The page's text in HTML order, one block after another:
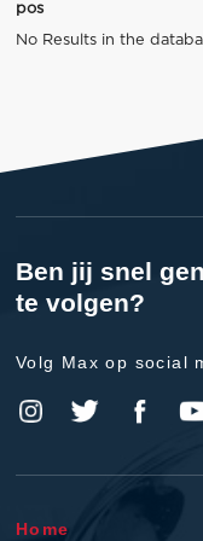
pos
No Results in the
Ben jij snel
te volgen?
Volg Max op social
Home